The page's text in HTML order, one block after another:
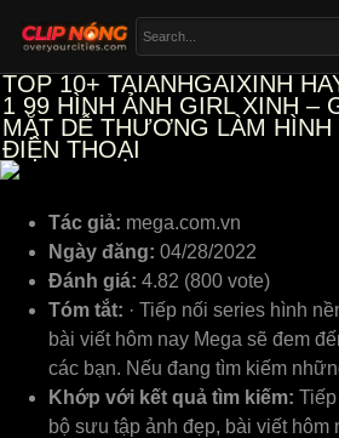
TOP 10+ TAIANHGAIXINH
1 99 HÌNH ẢNH GIRL XINH –
MẶT DỄ THƯƠNG LÀM HÌNH
ĐIỆN THOẠI
Tác giả: mega.com.vn
Ngày đăng: 04/28/2022
Đánh giá: 4.82 (800 vote)
Tóm tắt: · Tiếp nối series hình
bài viết hôm nay Mega sẽ đem
các bạn. Nếu đang tìm kiếm
Khớp với kết quả tìm kiếm:
bộ sưu tập ảnh đẹp, bài viết hôm